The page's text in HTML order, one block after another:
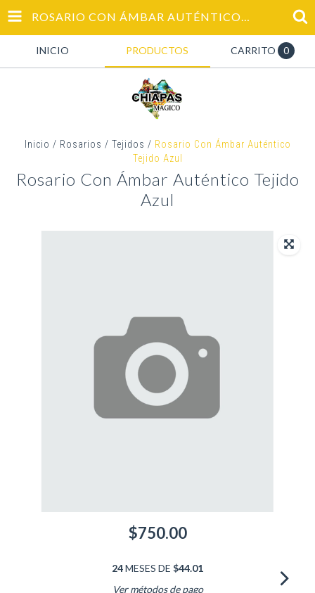
ROSARIO CON ÁMBAR AUTÉNTICO TEJIDO AZUL
INICIO PRODUCTOS CARRITO 0
Inicio / Rosarios / Tejidos / Rosario Con Ámbar Auténtico
Tejido Azul
Rosario Con Ámbar Auténtico Tejido
Azul
$750.00
24MESES DE $44.01
Ver métodos de pago